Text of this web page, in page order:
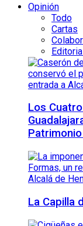
Opinión
Todo
Cartas
Los
La Capilla